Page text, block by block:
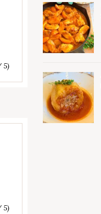
5)
5)